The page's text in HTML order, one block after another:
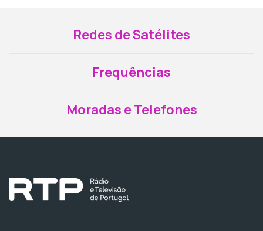
Redes de Satélites
Frequências
Moradas e Telefones